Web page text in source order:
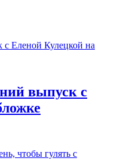
выпуск с